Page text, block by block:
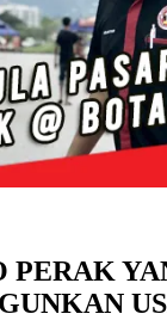
PERAK